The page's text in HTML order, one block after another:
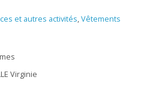
et autres activités,Vêtements
Virginie